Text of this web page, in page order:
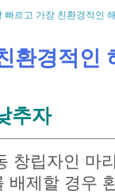
빠르고 가장 친환경적인
환경적인
추자
창립자인 마
배제할 경우